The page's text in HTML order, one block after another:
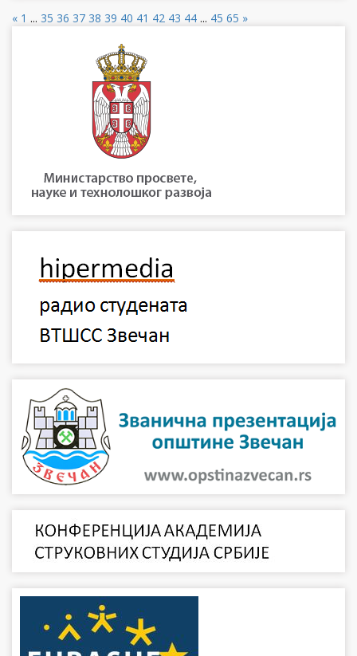
« 1 ... 35 36 37 38 39 40 41 42 43 44 ... 45 65 »